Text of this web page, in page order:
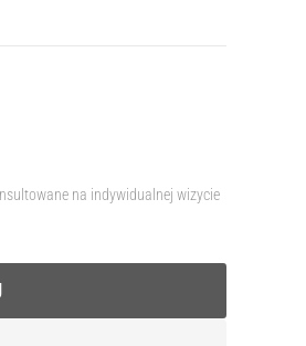
na indywidualnej wizycie